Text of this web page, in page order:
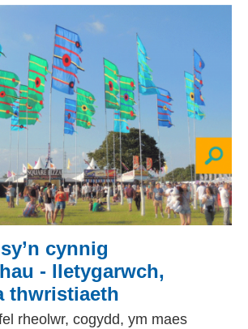
cynnig
- lletygarwch,
thwristiaeth
rheolwr, cogydd, ym maes